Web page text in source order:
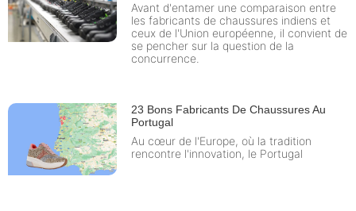
Avant d'entamer une comparaison entre
les fabricants de chaussures indiens et
ceux de l'Union européenne, il convient de
se pencher sur la question de la
concurrence.
23 Bons Fabricants De Chaussures Au
Portugal
Au cœur de l'Europe, où la tradition
rencontre l'innovation, le Portugal